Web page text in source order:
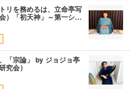
リを務めるは、立命亭写
）「初天神」～第一シ…
「宗論」 by ジョジョ亭
究会）